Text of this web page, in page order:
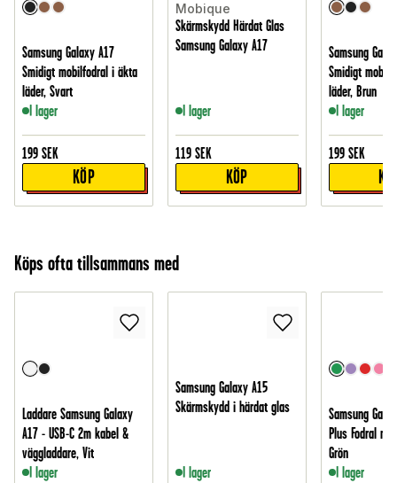
Samsung Galaxy A17
Smidigt mobilfodral i äkta
läder, Svart
I lager
199 SEK
KÖP
Mobique
Skärmskydd Härdat Glas
Samsung Galaxy A17
I lager
119 SEK
KÖP
Samsung
Smidigt
läder, Brun
I lager
199 SEK
Köps ofta tillsammans med
Laddare Samsung Galaxy
A17 - USB-C 2m kabel &
väggladdare, Vit
I lager
Samsung Galaxy A15
Skärmskydd i härdat glas
I lager
Samsung
Plus Fodral
Grön
I lager